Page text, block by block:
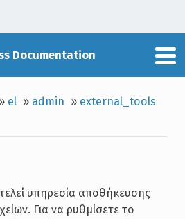
Documentation
» el » admin » external_tools
υπηρεσία αποθήκευσης
Για να ρυθμίσετε το